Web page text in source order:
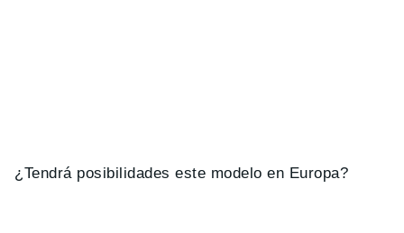
¿Tendrá posibilidades este modelo en Europa?